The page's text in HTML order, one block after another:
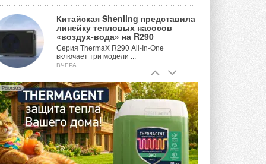
Китайская Shenling представила
линейку тепловых насосов
«воздух-вода» на R290
Серия ThermaX R290 All-In-One
включает три модели ...
ВЧЕРА
Тепловые насосы в связке с
солнечной генерацией и
накопителем снижают
потребление на 60%
Исследователи из Италии установили ...
ВЧЕРА
«РУСКЛИМАТ Fest 2026» в Уфе
Реклама